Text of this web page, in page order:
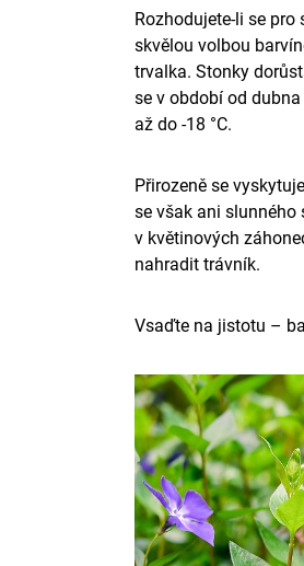
Rozhodujete-li se
skvělou volbou
trvalka. Stonky
se v období od
až do -18 °C.
Přirozeně se
se však ani slunného
v květinových
nahradit trávník.
Vsaďte na jistotu –